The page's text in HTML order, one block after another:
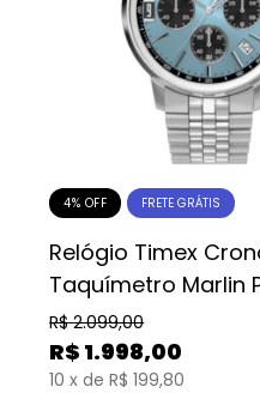
4% OFF FRETE GRÁTIS
Relógio Timex
Taquímetro Marlin
R$ 2.099,00
R$ 1.998,00
10 x de R$ 199,80